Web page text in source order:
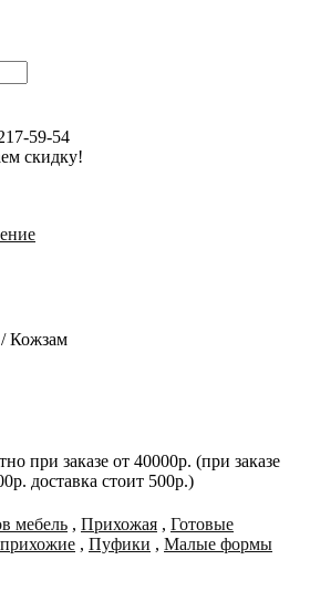
59-54
скидку!
Кожзам
при заказе от 40000р. (при заказе
доставка стоит 500р.)
мебель , Прихожая , Готовые
, Пуфики , Малые формы